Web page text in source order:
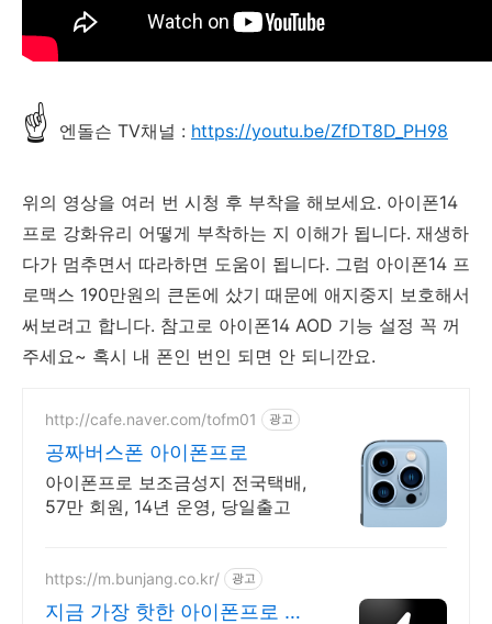
☝ 엔돌슨 TV채널 : https://youtu.be/ZfDT8D_PH98
위의 영상을 여러 번 시청 후 부착을 해보세요. 아이폰14
프로 강화유리 어떻게 부착하는 지 이해가 됩니다. 재생하
다가 멈추면서 따라하면 도움이 됩니다. 그럼 아이폰14 프
로맥스 190만원의 큰돈에 샀기 때문에 애지중지 보호해서
써보려고 합니다. 참고로 아이폰14 AOD 기능 설정 꼭 꺼
주세요~ 혹시 내 폰인 번인 되면 안 되니깐요.
http://cafe.naver.com/tofm01 광고
공짜버스폰 아이폰프로
아이폰프로 보조금성지 전국택배,
57만 회원, 14년 운영, 당일출고
https://m.bunjang.co.kr/ 광고
지금 가장 핫한 아이폰프로 국